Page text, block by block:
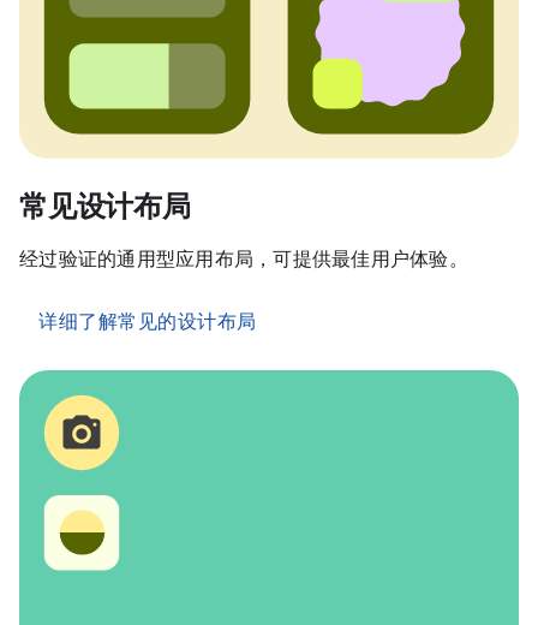
常见设计布局
经过验证的通用型应用布局，可提供最佳用户体验。
详细了解常见的设计布局